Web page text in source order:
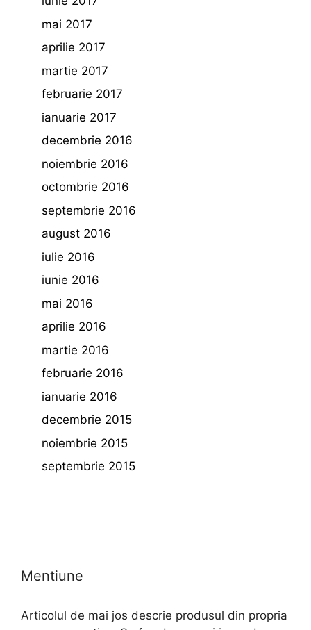
mai 2017
aprilie 2017
martie 2017
februarie 2017
ianuarie 2017
decembrie 2016
noiembrie 2016
octombrie 2016
septembrie 2016
august 2016
iulie 2016
iunie 2016
mai 2016
aprilie 2016
martie 2016
februarie 2016
ianuarie 2016
decembrie 2015
noiembrie 2015
septembrie 2015
Mentiune
Articolul de mai jos descrie produsul din propria